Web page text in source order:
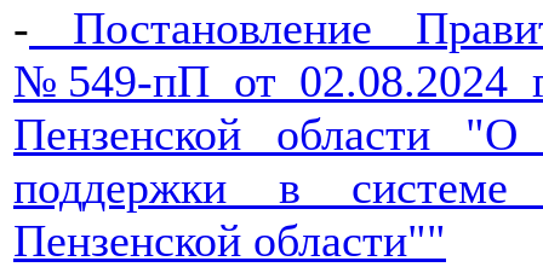
- Постановление
№549-пП от 02.08.2024
Пензенской области "О
поддержки в системе
Пензенской области""